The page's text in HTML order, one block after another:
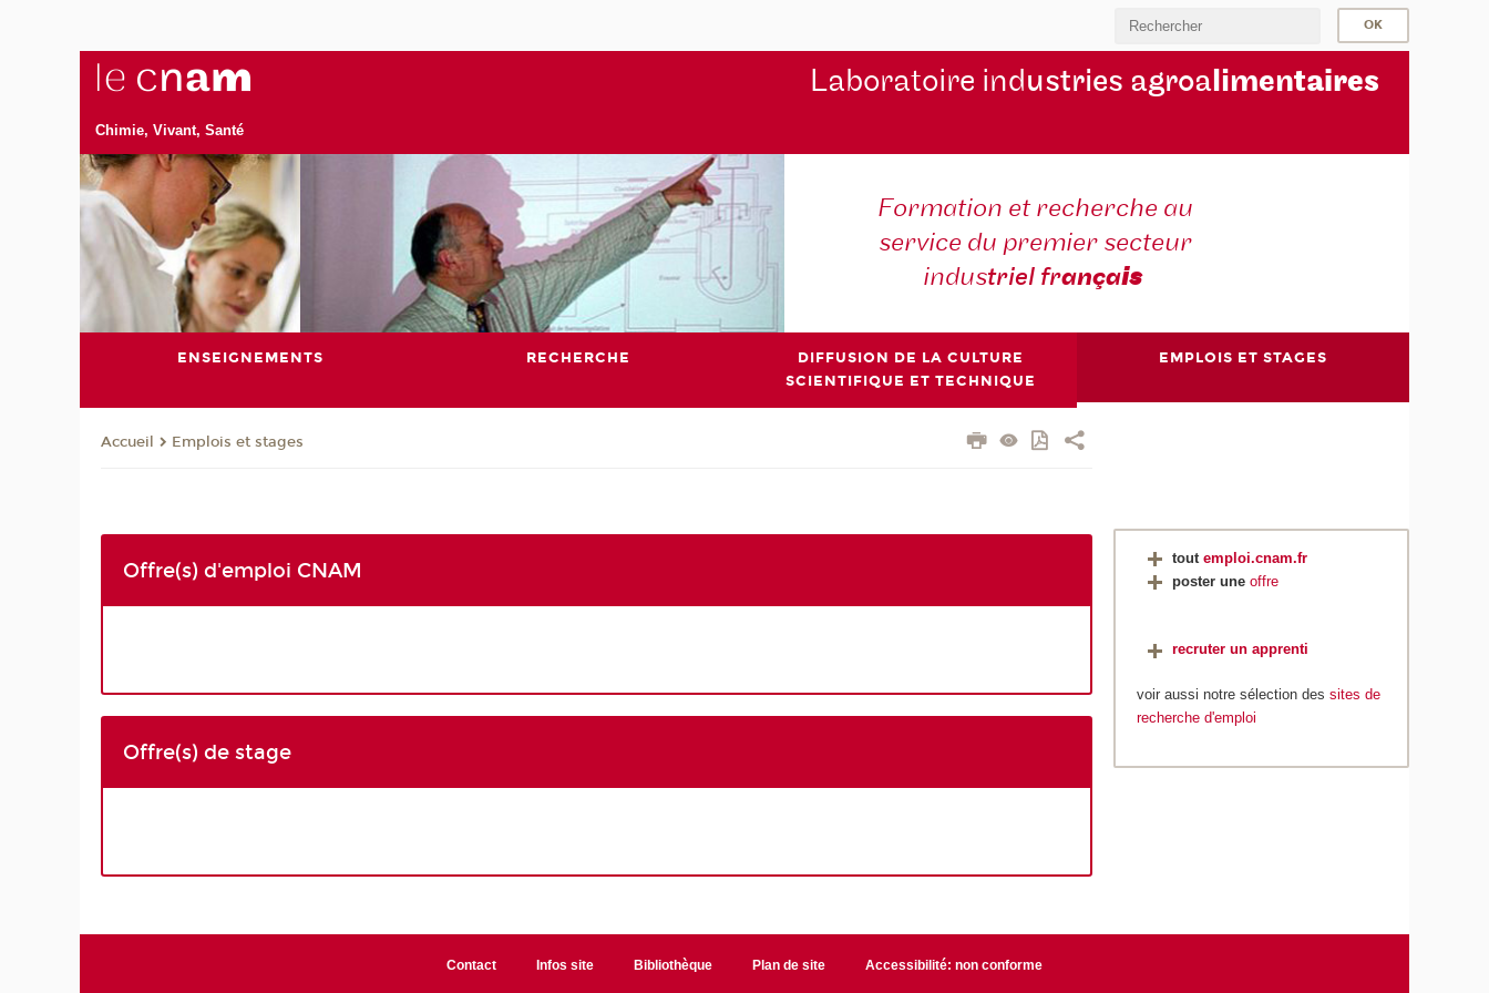
Chimie, Vivant, Santé
Laboratoire industries agroalimentaires
Formation et recherche au
service du premier secteur
industriel français
ENSEIGNEMENTS RECHERCHE
DIFFUSION DE LA CULTURE
SCIENTIFIQUE ET TECHNIQUE
EMPLOIS ET STAGES
Accueil Emplois et stages
Offre(s) d'emploi CNAM
Offre(s) de stage
toutemploi.cnam.fr
poster uneoffre
recruter un apprenti
voir aussi notre sélection dessites de
recherche d'emploi
Contact Infos site Bibliothèque Plan de site Accessibilité: non conforme